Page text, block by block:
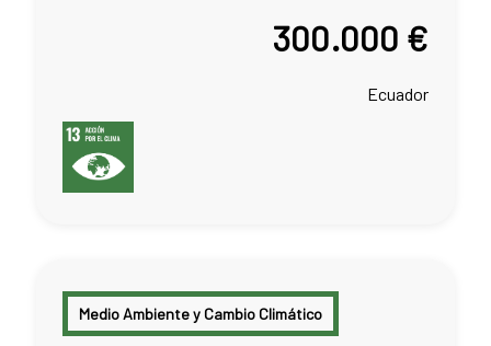
300.000 €
Ecuador
Medio Ambiente y Cambio Climático